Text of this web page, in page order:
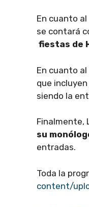
En cuanto
se contará
fiestas de
En cuanto
que
siendo la
Finalmente,
su
entradas.
Toda la
content/